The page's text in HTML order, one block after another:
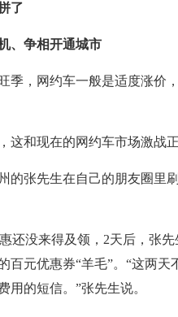
了
争相开通城市
，网约车一般是适度涨价
和现在的网约车市场激战正
张先生在自己的朋友圈里刷
没来得及领，2天后，张先
百元优惠券“羊毛”。“这两
用的短信。”张先生说。